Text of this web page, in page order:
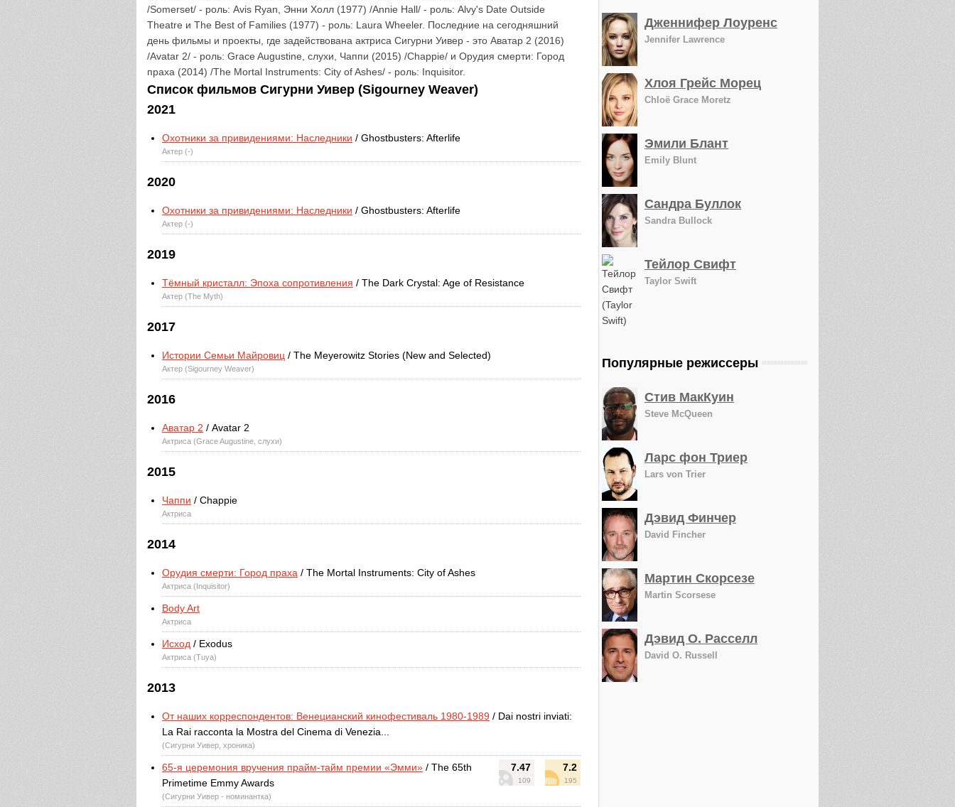
/Somerset/ - роль: Avis Ryan, Энни Холл (1977) /Annie Hall/ - роль: Alvy's Date Outside
Theatre и The Best of Families (1977) - роль: Laura Wheeler. Последние на сегодняшний
день фильмы и проекты, где задействована актриса Сигурни Уивер - это Аватар 2 (2016)
/Avatar 2/ - роль: Grace Augustine, слухи, Чаппи (2015) /Chappie/ и Орудия смерти: Город
праха (2014) /The Mortal Instruments: City of Ashes/ - роль: Inquisitor.
Список фильмов Сигурни Уивер (Sigourney Weaver)
2021
Охотники за привидениями: Наследники / Ghostbusters: Afterlife
Актер (-)
2020
Охотники за привидениями: Наследники / Ghostbusters: Afterlife
Актер (-)
2019
Тёмный кристалл: Эпоха сопротивления / The Dark Crystal: Age of Resistance
Актер (The Myth)
2017
Истории Семьи Майровиц / The Meyerowitz Stories (New and Selected)
Актер (Sigourney Weaver)
2016
Аватар 2 / Avatar 2
Актриса (Grace Augustine, слухи)
2015
Чаппи / Chappie
Актриса
2014
Орудия смерти: Город праха / The Mortal Instruments: City of Ashes
Актриса (Inquisitor)
Body Art
Актриса
Исход / Exodus
Актриса (Tuya)
2013
От наших корреспондентов: Венецианский кинофестиваль 1980-1989 / Dai nostri inviati:
La Rai racconta la Mostra del Cinema di Venezia...
(Сигурни Уивер, хроника)
7.47
109
7.2
195
65-я церемония вручения прайм-тайм премии «Эмми» / The 65th
Primetime Emmy Awards
(Сигурни Уивер - номинантка)
Дженнифер Лоуренс
Jennifer Lawrence
Хлоя Грейс Морец
Chloë Grace Moretz
Эмили Блант
Emily Blunt
Сандра Буллок
Sandra Bullock
Тейлор Свифт
Taylor Swift
Популярные режиссеры
Стив МакКуин
Steve McQueen
Ларс фон Триер
Lars von Trier
Дэвид Финчер
David Fincher
Мартин Скорсезе
Martin Scorsese
Дэвид О. Расселл
David O. Russell